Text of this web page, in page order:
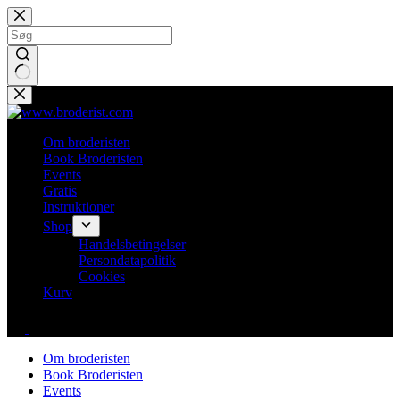
Fortsæt
til
indhold
Ingen
resultater
Om broderisten
Book Broderisten
Events
Gratis
Instruktioner
Shop
Handelsbetingelser
Persondatapolitik
Cookies
Kurv
Om broderisten
Book Broderisten
Events